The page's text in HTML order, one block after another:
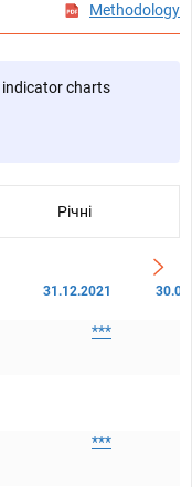
Methodology
indicator charts
Річні
31.12.2021
***
***